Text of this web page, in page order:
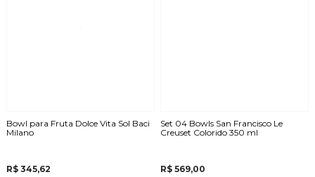
Bowl para Fruta Dolce Vita Sol Baci
Milano
R$ 345,62
Set 04 Bowls San Francisco Le
Creuset Colorido 350 ml
R$ 569,00